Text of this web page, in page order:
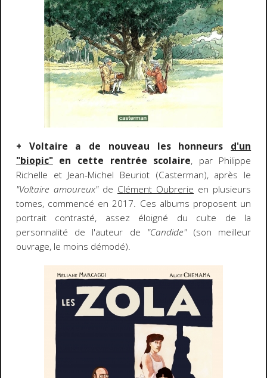
+ Voltaire a de nouveau les honneurs d'un
"biopic"en cette rentrée scolaire, par Philippe
Richelle et Jean-Michel Beuriot (Casterman), après le
"Voltaire amoureux"de Clément Oubrerie en plusieurs
tomes, commencé en 2017. Ces albums proposent un
portrait contrasté, assez éloigné du culte de la
personnalité de l'auteur de "Candide"(son meilleur
ouvrage, le moins démodé).